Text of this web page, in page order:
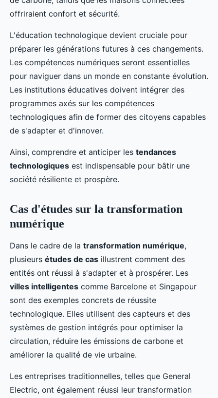
offriraient confort et sécurité.
L'éducation technologique devient cruciale pour
préparer les générations futures à ces changements.
Les compétences numériques seront essentielles
pour naviguer dans un monde en constante évolution.
Les institutions éducatives doivent intégrer des
programmes axés sur les compétences
technologiques afin de former des citoyens capables
de s'adapter et d'innover.
Ainsi, comprendre et anticiper les tendances
technologiques est indispensable pour bâtir une
société résiliente et prospère.
Cas d'études sur la transformation
numérique
Dans le cadre de la transformation numérique,
plusieurs études de cas illustrent comment des
entités ont réussi à s'adapter et à prospérer. Les
villes intelligentes comme Barcelone et Singapour
sont des exemples concrets de réussite
technologique. Elles utilisent des capteurs et des
systèmes de gestion intégrés pour optimiser la
circulation, réduire les émissions de carbone et
améliorer la qualité de vie urbaine.
Les entreprises traditionnelles, telles que General
Electric, ont également réussi leur transformation